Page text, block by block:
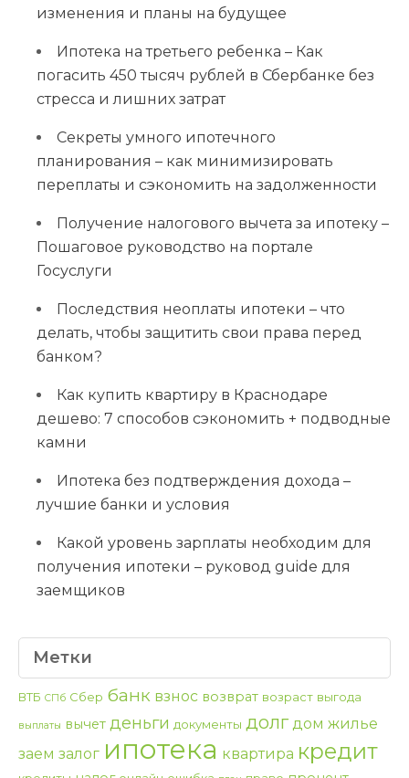
изменения и планы на будущее
Ипотека на третьего ребенка – Как
погасить 450 тысяч рублей в Сбербанке без
стресса и лишних затрат
Секреты умного ипотечного
планирования – как минимизировать
переплаты и сэкономить на задолженности
Получение налогового вычета за ипотеку –
Пошаговое руководство на портале
Госуслуги
Последствия неоплаты ипотеки – что
делать, чтобы защитить свои права перед
банком?
Как купить квартиру в Краснодаре
дешево: 7 способов сэкономить + подводные
камни
Ипотека без подтверждения дохода –
лучшие банки и условия
Какой уровень зарплаты необходим для
получения ипотеки – руковод guide для
заемщиков
Метки
ВТБ СПб Сбер банк взнос возврат возраст выгода
выплаты вычет деньги документы долг дом жилье
заем залог ипотека квартира кредит